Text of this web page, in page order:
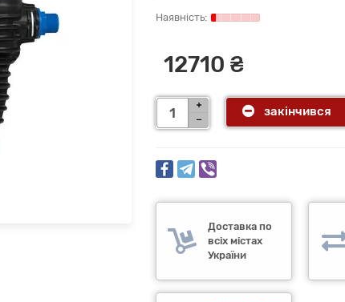
12710 ₴
закінчився
Доставка по
всіх містах
України